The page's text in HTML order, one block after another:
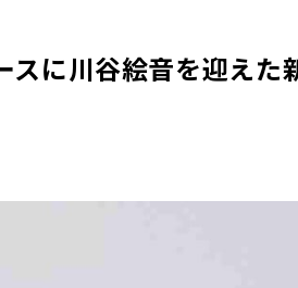
スに川谷絵音を迎えた